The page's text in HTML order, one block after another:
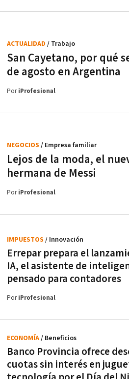
San Cayetano, por qué
de agosto en Argentina
ACTUALIDAD / Trabajo
PoriProfesional
Lejos de la moda, el
hermana de Messi
NEGOCIOS / Empresa familiar
PoriProfesional
Errepar prepara el
IA, el asistente de
pensado para contadores
IMPUESTOS / Innovación
PoriProfesional
Banco Provincia ofrece
cuotas sin interés en
ECONOMÍA/ Beneficios